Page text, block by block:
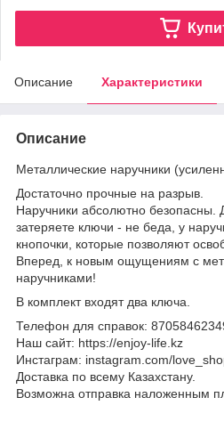
Описание Характеристики
Описание
Металлические наручники
Достаточно прочные на разрыв.
Наручники абсолютно безопасны.
затеряете ключи - не беда, у
кнопочки, которые позволяют
Вперед, к новым ощущениям с
наручниками!
В комплект входят два ключа.
Телефон для справок:
Наш сайт: https://enjoy-life.kz
Инстаграм: instagram.com/
Доставка по всему Казахстану.
Возможна отправка наложенным